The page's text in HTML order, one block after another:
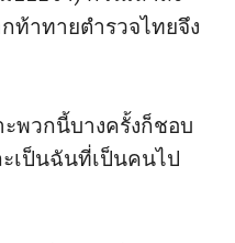
ท้าทายตำรวจไทยจึง
ะพวกนี้บางครั้งก็ชอบ
เป็นฉันที่เป็นคนไป